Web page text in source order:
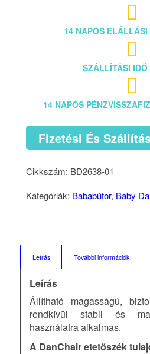

14 NAPOS ELÁLLÁSI

SZÁLLÍTÁSI

14 NAPOS
Fizetési És
Cikkszám: BD2638-01
Kategóriák: Bababútor, Baby
Leírás További információk
Leírás
Állítható magasságú,
rendkívül stabil és
használatra alkalmas.
A DanChair etetőszék